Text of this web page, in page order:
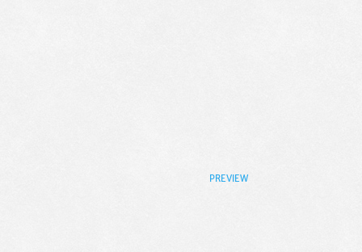
PREVIEW